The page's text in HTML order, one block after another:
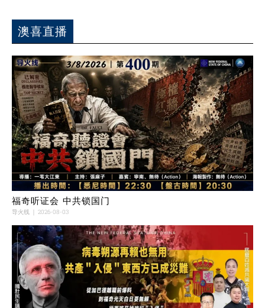
澳喜直播
福奇听证会 中共锁国门
导火线 2026-08-03